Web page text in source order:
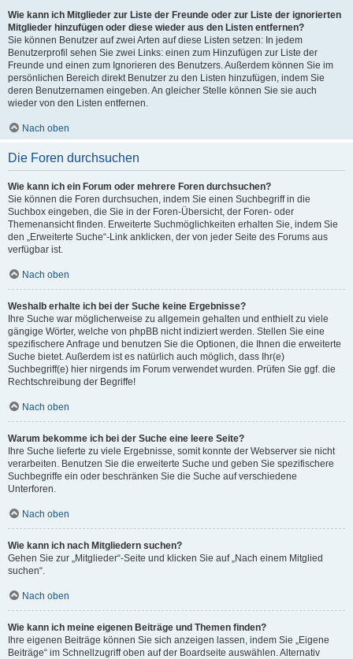
Wie kann ich Mitglieder zur Liste der Freunde oder zur Liste der ignorierten
Mitglieder hinzufügen oder diese wieder aus den Listen entfernen?
Sie können Benutzer auf zwei Arten auf diese Listen setzen: In jedem
Benutzerprofil sehen Sie zwei Links: einen zum Hinzufügen zur Liste der
Freunde und einen zum Ignorieren des Benutzers. Außerdem können Sie im
persönlichen Bereich direkt Benutzer zu den Listen hinzufügen, indem Sie
deren Benutzernamen eingeben. An gleicher Stelle können Sie sie auch
wieder von den Listen entfernen.
Nach oben
Die Foren durchsuchen
Wie kann ich ein Forum oder mehrere Foren durchsuchen?
Sie können die Foren durchsuchen, indem Sie einen Suchbegriff in die
Suchbox eingeben, die Sie in der Foren-Übersicht, der Foren- oder
Themenansicht finden. Erweiterte Suchmöglichkeiten erhalten Sie, indem Sie
den „Erweiterte Suche“-Link anklicken, der von jeder Seite des Forums aus
verfügbar ist.
Nach oben
Weshalb erhalte ich bei der Suche keine Ergebnisse?
Ihre Suche war möglicherweise zu allgemein gehalten und enthielt zu viele
gängige Wörter, welche von phpBB nicht indiziert werden. Stellen Sie eine
spezifischere Anfrage und benutzen Sie die Optionen, die Ihnen die erweiterte
Suche bietet. Außerdem ist es natürlich auch möglich, dass Ihr(e)
Suchbegriff(e) hier nirgends im Forum verwendet wurden. Prüfen Sie ggf. die
Rechtschreibung der Begriffe!
Nach oben
Warum bekomme ich bei der Suche eine leere Seite?
Ihre Suche lieferte zu viele Ergebnisse, somit konnte der Webserver sie nicht
verarbeiten. Benutzen Sie die erweiterte Suche und geben Sie spezifischere
Suchbegriffe ein oder beschränken Sie die Suche auf verschiedene
Unterforen.
Nach oben
Wie kann ich nach Mitgliedern suchen?
Gehen Sie zur „Mitglieder“-Seite und klicken Sie auf „Nach einem Mitglied
suchen“.
Nach oben
Wie kann ich meine eigenen Beiträge und Themen finden?
Ihre eigenen Beiträge können Sie sich anzeigen lassen, indem Sie „Eigene
Beiträge“ im Schnellzugriff oben auf der Boardseite auswählen. Alternativ